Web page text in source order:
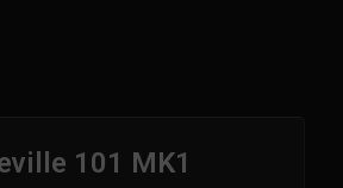
101 MK1